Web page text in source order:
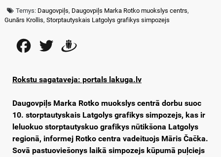
Temys: Daugovpiļs, Daugovpiļs Marka Rotko muokslys centrs,
Gunārs Krollis, Storptautyskais Latgolys grafikys simpozejs
FacebookTwitter
Rokstu sagataveja: portals lakuga.lv
Daugovpiļs Marka Rotko muokslys centrā dorbu suoc
10. storptautyskais Latgolys grafikys simpozejs, kas ir
leluokuo storptautyskuo grafikys nūtikšona Latgolys
regionā, informej Rotko centra vadeituojs Māris Čačka.
Sovā pastuoviešonys laikā simpozejs kūpumā puļciejs